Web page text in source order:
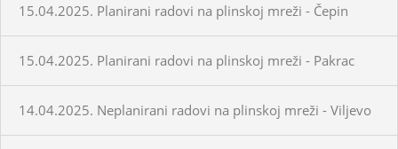
15.04.2025. Planirani radovi na plinskoj mreži - Čepin
15.04.2025. Planirani radovi na plinskoj mreži - Pakrac
14.04.2025. Neplanirani radovi na plinskoj mreži - Viljevo